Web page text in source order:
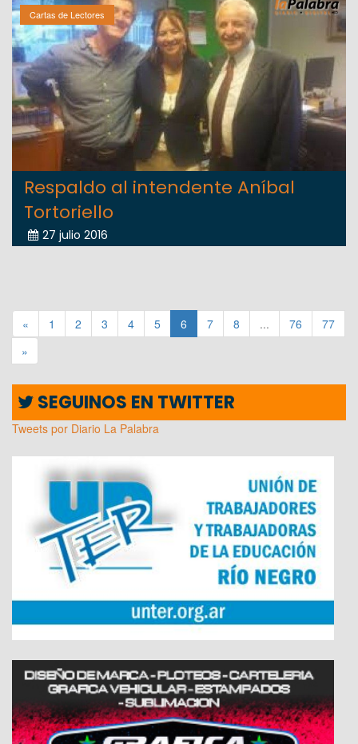
Cartas de Lectores
Respaldo al intendente Aníbal
Tortoriello
27 julio 2016
« 1 2 3 4 5 6 7 8 ... 76
77
»
SEGUINOS EN TWITTER
Tweets por Diario La Palabra